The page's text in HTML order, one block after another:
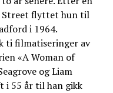
Street flyttet hun til
i 1964.
ti filmatiseringer av
«A Woman of
og Liam
i 55 år til han gikk